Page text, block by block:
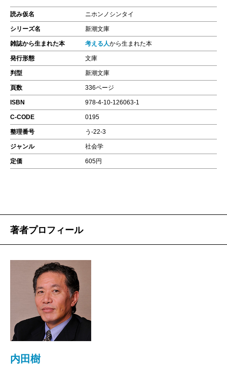
読み仮名 ニホンノシンタイ
シリーズ名 新潮文庫
雑誌から生まれた本 考える人から生まれた本
発行形態 文庫
判型 新潮文庫
頁数 336ページ
ISBN 978-4-10-126063-1
C-CODE 0195
整理番号 う-22-3
ジャンル 社会学
定価 605円
著者プロフィール
内田樹